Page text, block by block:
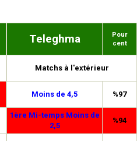
Teleghma
Pour
cent
Matchs à l'extérieur
Moins de 4,5 %97
1ère Mi-temps Moins de
2,5
%94